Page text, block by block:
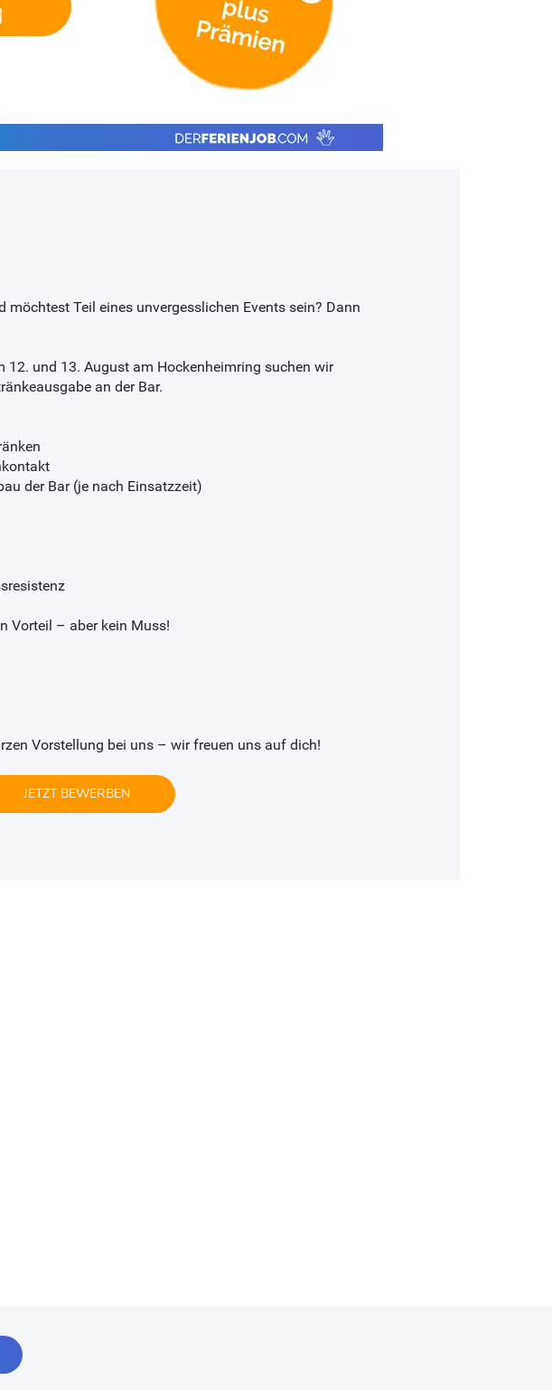
möchtest Teil eines unvergesslichen Events sein? Dann
12. und 13. August am Hockenheimring suchen wir
an der Bar.
der Bar (je nach Einsatzzeit)
Vorteil – aber kein Muss!
Vorstellung bei uns – wir freuen uns auf dich!
JETZT BEWERBEN